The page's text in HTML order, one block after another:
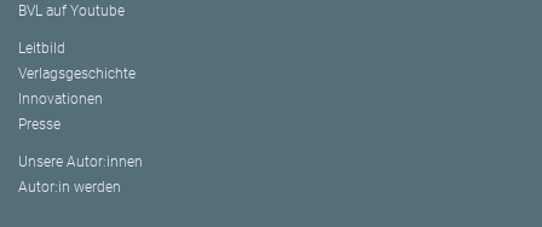
BVL auf Youtube
Leitbild
Verlagsgeschichte
Innovationen
Presse
Unsere Autor:innen
Autor:in werden